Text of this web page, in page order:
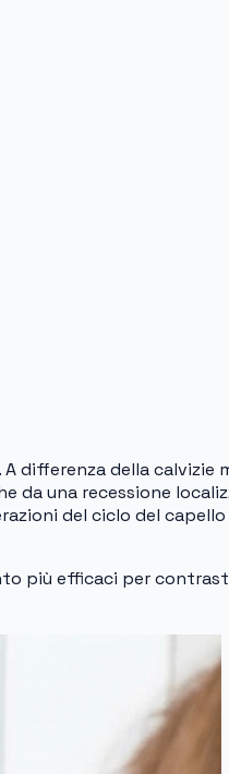
differenza della calvizie
una recessione
del ciclo del
più efficaci per